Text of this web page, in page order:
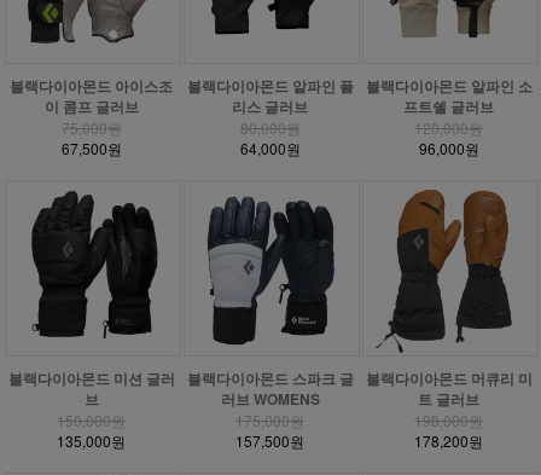
블랙다이아몬드 아이스조
이 콤프 글러브
75,000원
67,500원
블랙다이아몬드 알파인 플
리스 글러브
80,000원
64,000원
블랙다이아몬드 알파인 소
프트쉘 글러브
120,000원
96,000원
블랙다이아몬드 미션 글러
브
150,000원
135,000원
블랙다이아몬드 스파크 글
러브 WOMENS
175,000원
157,500원
블랙다이아몬드 머큐리 미
트 글러브
198,000원
178,200원